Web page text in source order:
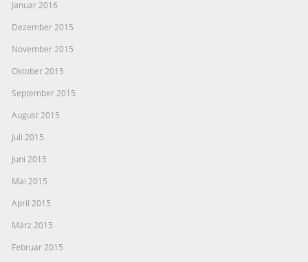
Januar 2016
Dezember 2015
November 2015
Oktober 2015
September 2015
August 2015
Juli 2015
Juni 2015
Mai 2015
April 2015
März 2015
Februar 2015